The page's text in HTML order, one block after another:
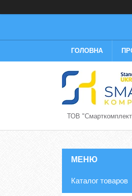
ГОЛОВНА
ТОВ
Каталог товаров